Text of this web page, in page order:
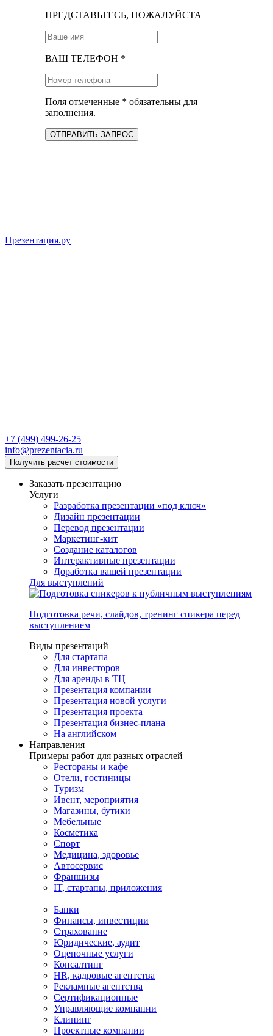
ПРЕДСТАВЬТЕСЬ, ПОЖАЛУЙСТА
ВАШ ТЕЛЕФОН *
Поля отмеченные * обязательны для
заполнения.
ОТПРАВИТЬ ЗАПРОС
Презентация.ру
+7 (499) 499-26-25
info@prezentacia.ru
Получить расчет стоимости
Заказать презентацию
Услуги
Разработка презентации «под ключ»
Дизайн презентации
Перевод презентации
Маркетинг-кит
Создание каталогов
Интерактивные презентации
Доработка вашей презентации
Для выступлений
Подготовка речи, слайдов, тренинг спикера перед
выступлением
Виды презентаций
Для стартапа
Для инвесторов
Для аренды в ТЦ
Презентация компании
Презентация новой услуги
Презентация проекта
Презентация бизнес-плана
На английском
Направления
Примеры работ для разных отраслей
Рестораны и кафе
Отели, гостиницы
Туризм
Ивент, мероприятия
Магазины, бутики
Мебельные
Косметика
Спорт
Медицина, здоровье
Автосервис
Франшизы
IT, стартапы, приложения
Банки
Финансы, инвестиции
Страхование
Юридические, аудит
Оценочные услуги
Консалтинг
HR, кадровые агентства
Рекламные агентства
Сертификационные
Управляющие компании
Клининг
Проектные компании